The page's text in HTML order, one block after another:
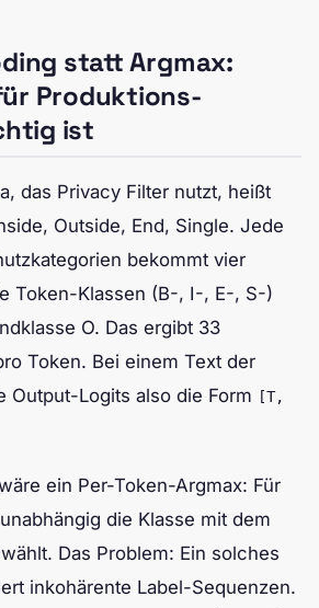
statt Argmax:
Produktions-
ist
das Privacy Filter nutzt, heißt
Outside, End, Single. Jede
bekommt vier
Token-Klassen (B-, I-, E-, S-)
O. Das ergibt 33
Token. Bei einem Text der
Output-Logits also die Form
[T,
ein Per-Token-Argmax: Für
die Klasse mit dem
Das Problem: Ein solches
inkohärente Label-Sequenzen.